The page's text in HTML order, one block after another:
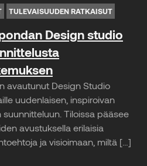
TULEVAISUUDEN RATKAISUT
Design studio
avautunut Design Studio
uudenlaisen, inspiroivan
Tiloissa pääsee
avustuksella erilaisia
ja visioimaan, miltä […]